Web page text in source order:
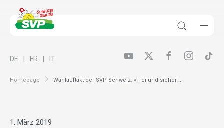
Homepage Wahlauftakt der SVP Schweiz: «Frei und sicher ...
DE FR IT
1. März 2019